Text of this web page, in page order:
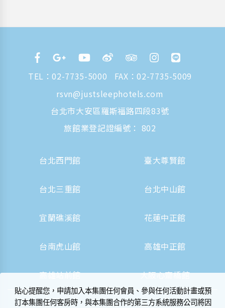
TEL：02-7735-5000
FAX：02-7735-5009
rsvn@justsleephotels.com
台北市大安區羅斯福路四段83號
旅館業登記證編號： 802
台北西門館 臺大尊賢館
台北三重館 台北中山館
宜蘭礁溪館 花蓮中正館
台南虎山館 高雄中正館
高雄站前館 大阪心齋橋館
貼心提醒您，申請加入本集團任何會員、參與任何活動計畫或預
訂本集團任何客房時，與本集團合作的第三方系統服務公司將因